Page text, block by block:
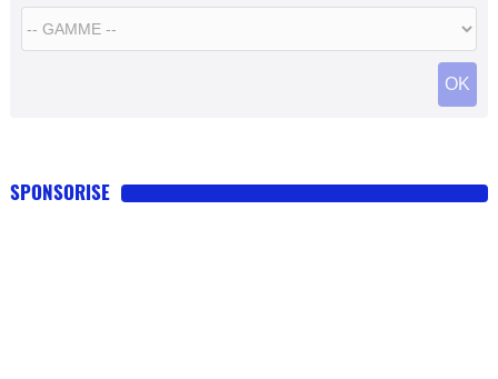
OK
SPONSORISE